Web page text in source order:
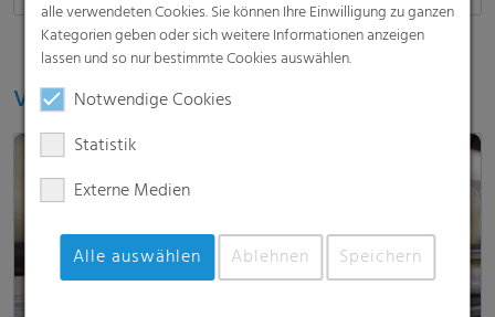
Video ansehen
Video laden & anschauen
alle verwendeten Cookies. Sie können Ihre Einwilligung zu ganzen
Kategorien geben oder sich weitere Informationen anzeigen
lassen und so nur bestimmte Cookies auswählen.
Notwendige Cookies
Statistik
Externe Medien
Alle auswählen Ablehnen Speichern